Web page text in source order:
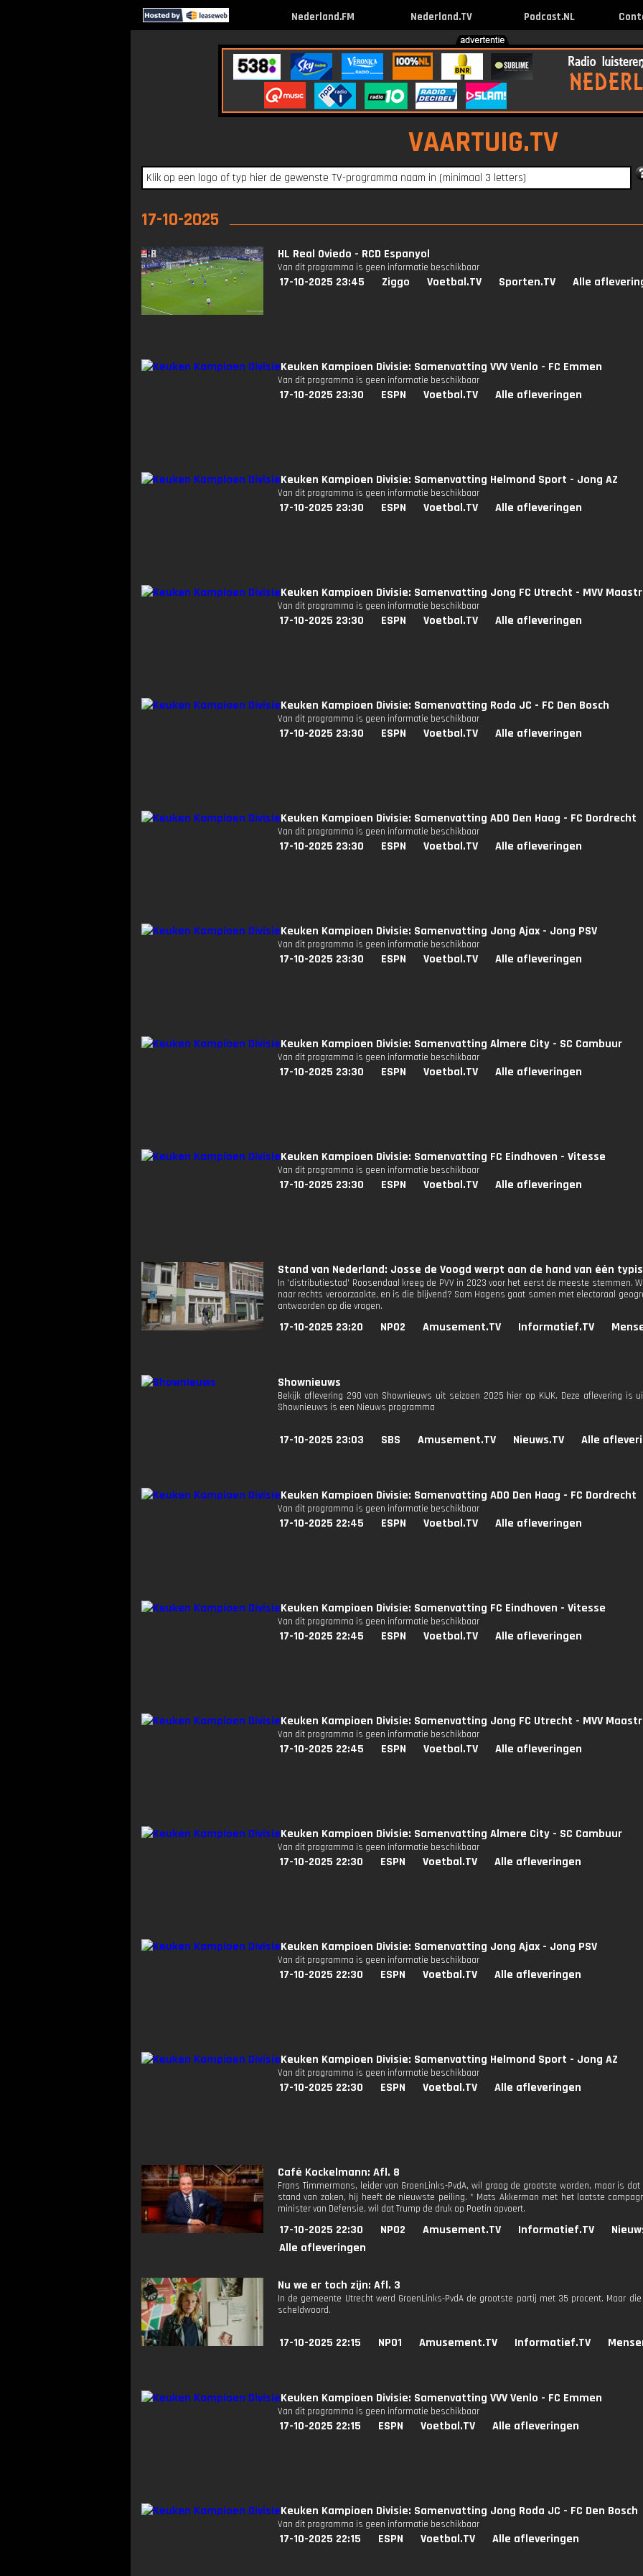
Nederland.FM Nederland.TV Podcast.NL
VAARTUIG.TV
17-10-2025
HL Real Oviedo - RCD Espanyol
Van dit programma is geen informatie beschikbaar
17-10-2025 23:45 Ziggo Voetbal.TV Sporten.TV Alle
Keuken Kampioen Divisie: Samenvatting VVV Venlo - FC Emmen
Van dit programma is geen informatie beschikbaar
17-10-2025 23:30 ESPN Voetbal.TV Alle afleveringen
Keuken Kampioen Divisie: Samenvatting Helmond Sport - Jong AZ
Van dit programma is geen informatie beschikbaar
17-10-2025 23:30 ESPN Voetbal.TV Alle afleveringen
Keuken Kampioen Divisie: Samenvatting Jong FC Utrecht - MVV
Van dit programma is geen informatie beschikbaar
17-10-2025 23:30 ESPN Voetbal.TV Alle afleveringen
Keuken Kampioen Divisie: Samenvatting Roda JC - FC Den Bosch
Van dit programma is geen informatie beschikbaar
17-10-2025 23:30 ESPN Voetbal.TV Alle afleveringen
Keuken Kampioen Divisie: Samenvatting ADO Den Haag - FC Dordrecht
Van dit programma is geen informatie beschikbaar
17-10-2025 23:30 ESPN Voetbal.TV Alle afleveringen
Keuken Kampioen Divisie: Samenvatting Jong Ajax - Jong PSV
Van dit programma is geen informatie beschikbaar
17-10-2025 23:30 ESPN Voetbal.TV Alle afleveringen
Keuken Kampioen Divisie: Samenvatting Almere City - SC Cambuur
Van dit programma is geen informatie beschikbaar
17-10-2025 23:30 ESPN Voetbal.TV Alle afleveringen
Keuken Kampioen Divisie: Samenvatting FC Eindhoven - Vitesse
Van dit programma is geen informatie beschikbaar
17-10-2025 23:30 ESPN Voetbal.TV Alle afleveringen
Stand van Nederland: Josse de Voogd werpt aan de hand van één
In 'distributiestad' Roosendaal kreeg de PVV in 2023 voor het eerst de meeste stemmen.
naar rechts veroorzaakte, en is die blijvend? Sam Hagens gaat samen met electoraal
antwoorden op die vragen.
17-10-2025 23:20 NPO2 Amusement.TV Informatief.TV
Shownieuws
Bekijk aflevering 290 van Shownieuws uit seizoen 2025 hier op KIJK. Deze aflevering is
Shownieuws is een Nieuws programma
17-10-2025 23:03 SBS Amusement.TV Nieuws.TV Alle
Keuken Kampioen Divisie: Samenvatting ADO Den Haag - FC Dordrecht
Van dit programma is geen informatie beschikbaar
17-10-2025 22:45 ESPN Voetbal.TV Alle afleveringen
Keuken Kampioen Divisie: Samenvatting FC Eindhoven - Vitesse
Van dit programma is geen informatie beschikbaar
17-10-2025 22:45 ESPN Voetbal.TV Alle afleveringen
Keuken Kampioen Divisie: Samenvatting Jong FC Utrecht - MVV
Van dit programma is geen informatie beschikbaar
17-10-2025 22:45 ESPN Voetbal.TV Alle afleveringen
Keuken Kampioen Divisie: Samenvatting Almere City - SC Cambuur
Van dit programma is geen informatie beschikbaar
17-10-2025 22:30 ESPN Voetbal.TV Alle afleveringen
Keuken Kampioen Divisie: Samenvatting Jong Ajax - Jong PSV
Van dit programma is geen informatie beschikbaar
17-10-2025 22:30 ESPN Voetbal.TV Alle afleveringen
Keuken Kampioen Divisie: Samenvatting Helmond Sport - Jong AZ
Van dit programma is geen informatie beschikbaar
17-10-2025 22:30 ESPN Voetbal.TV Alle afleveringen
Café Kockelmann: Afl. 8
Frans Timmermans, leider van GroenLinks-PvdA, wil graag de grootste worden, maar is
stand van zaken, hij heeft de nieuwste peiling. * Mats Akkerman met het laatste
minister van Defensie, wil dat Trump de druk op Poetin opvoert.
17-10-2025 22:30 NPO2 Amusement.TV Informatief.TV
Alle afleveringen
Nu we er toch zijn: Afl. 3
In de gemeente Utrecht werd GroenLinks-PvdA de grootste partij met 35 procent. Maar
scheldwoord.
17-10-2025 22:15 NPO1 Amusement.TV Informatief.TV
Keuken Kampioen Divisie: Samenvatting VVV Venlo - FC Emmen
Van dit programma is geen informatie beschikbaar
17-10-2025 22:15 ESPN Voetbal.TV Alle afleveringen
Keuken Kampioen Divisie: Samenvatting Jong Roda JC - FC Den Bosch
Van dit programma is geen informatie beschikbaar
17-10-2025 22:15 ESPN Voetbal.TV Alle afleveringen